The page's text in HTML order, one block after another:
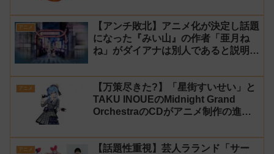
ス】
アニメ
【アンチ敗北】アニメ化が決定し話題
になった『みい山』の作者「亜月ね
ね」がダイアナは別人であると説明し
アニメ
【万策尽きた?】「星街すいせい」と
TAKU INOUEのMidnight Grand
OrchestraのCDがアニメ制作の進行
アニメ
【話題性重視】芸人ラランド「サー